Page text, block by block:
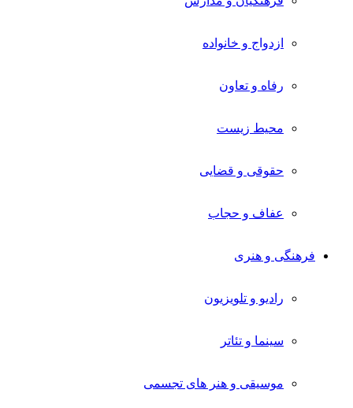
ازدواج و خانواده
رفاه و تعاون
محیط زیست
حقوقی و قضایی
عفاف و حجاب
فرهنگی و هنری
رادیو و تلویزیون
سینما و تئاتر
موسیقی و هنر های تجسمی